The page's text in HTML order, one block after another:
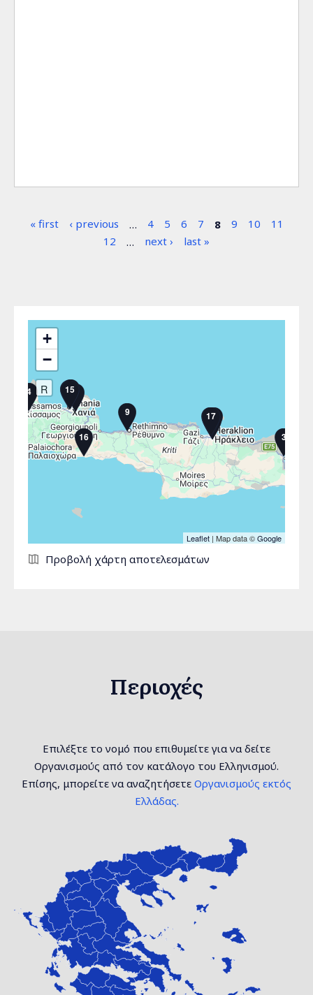
Σελίδες
« first ‹ previous … 4 5 6 7 8 9 10
11
12
… next › last »
1
2
3
4
5
6
7
8
9
10
11
12
13
14
15
16
17
+
−
R
Leaflet | Map data ©Google
Σελίδες
Προβολή χάρτη αποτελεσμάτων
Περιοχές
Επιλέξτε το νομό που επιθυμείτε για να δείτε
Οργανισμούς από τον κατάλογο του Ελληνισμού.
Επίσης, μπορείτε να αναζητήσετε Οργανισμούς εκτός
Ελλάδας.